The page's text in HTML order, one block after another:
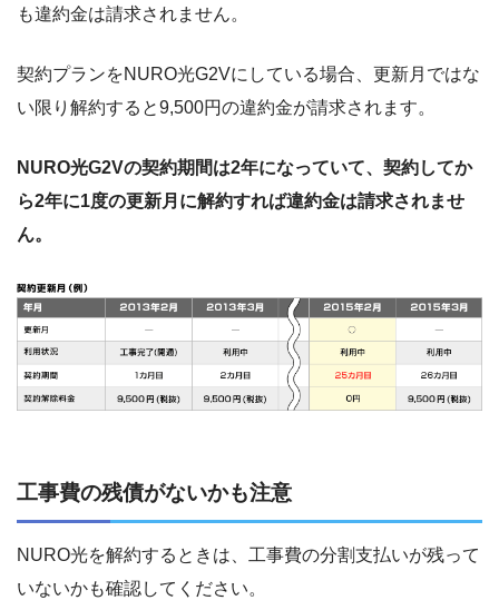
も違約金は請求されません。
契約プランをNURO光G2Vにしている場合、更新月ではな
い限り解約すると9,500円の違約金が請求されます。
NURO光G2Vの契約期間は2年になっていて、契約してか
ら2年に1度の更新月に解約すれば違約金は請求されませ
ん。
工事費の残債がないかも注意
NURO光を解約するときは、工事費の分割支払いが残って
いないかも確認してください。